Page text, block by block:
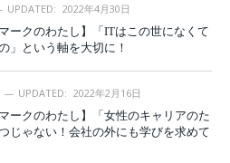
UPDATED: 2022年4月30日
ークのわたし】「ITはこの世になくて
」という軸を大切に！
UPDATED: 2022年2月16日
ークのわたし】「女性のキャリアのた
じゃない！会社の外にも学びを求めて